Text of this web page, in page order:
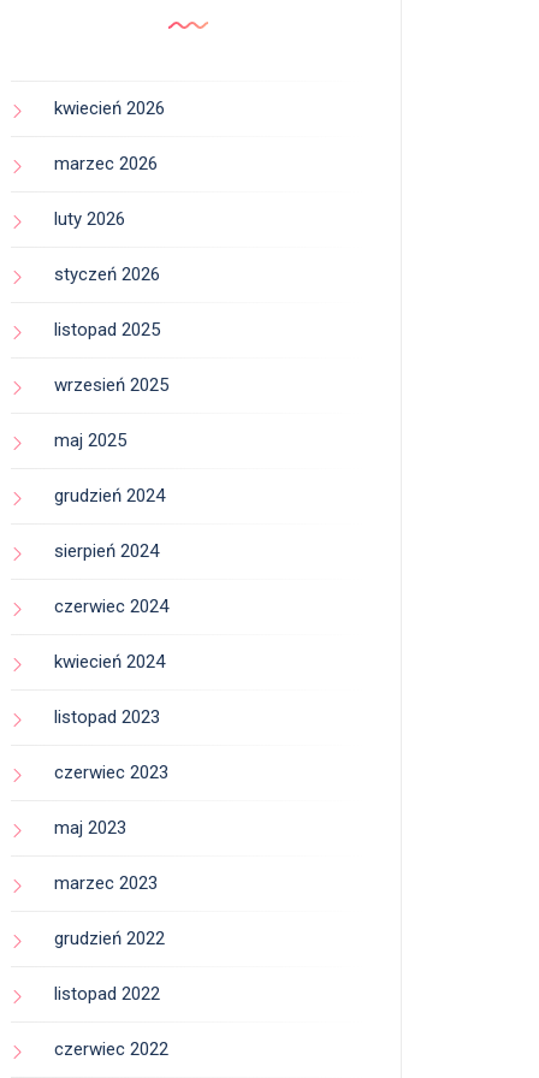
kwiecień 2026
marzec 2026
luty 2026
styczeń 2026
listopad 2025
wrzesień 2025
maj 2025
grudzień 2024
sierpień 2024
czerwiec 2024
kwiecień 2024
listopad 2023
czerwiec 2023
maj 2023
marzec 2023
grudzień 2022
listopad 2022
czerwiec 2022